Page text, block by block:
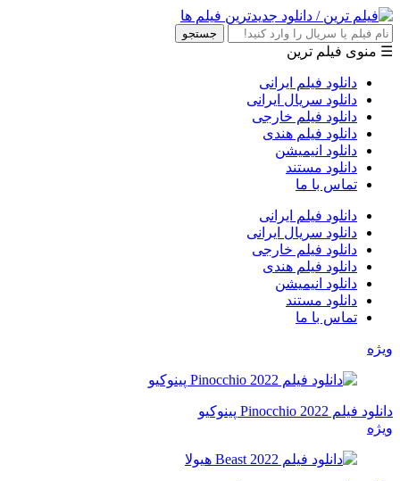
جستجو
☰ منوی فیلم ترین
دانلود فیلم ایرانی
دانلود سریال ایرانی
دانلود فیلم خارجی
دانلود فیلم هندی
دانلود انیمیشن
دانلود مستند
تماس با ما
دانلود فیلم ایرانی
دانلود سریال ایرانی
دانلود فیلم خارجی
دانلود فیلم هندی
دانلود انیمیشن
دانلود مستند
تماس با ما
ویژه
دانلود فیلم Pinocchio 2022 پینوکیو
ویژه